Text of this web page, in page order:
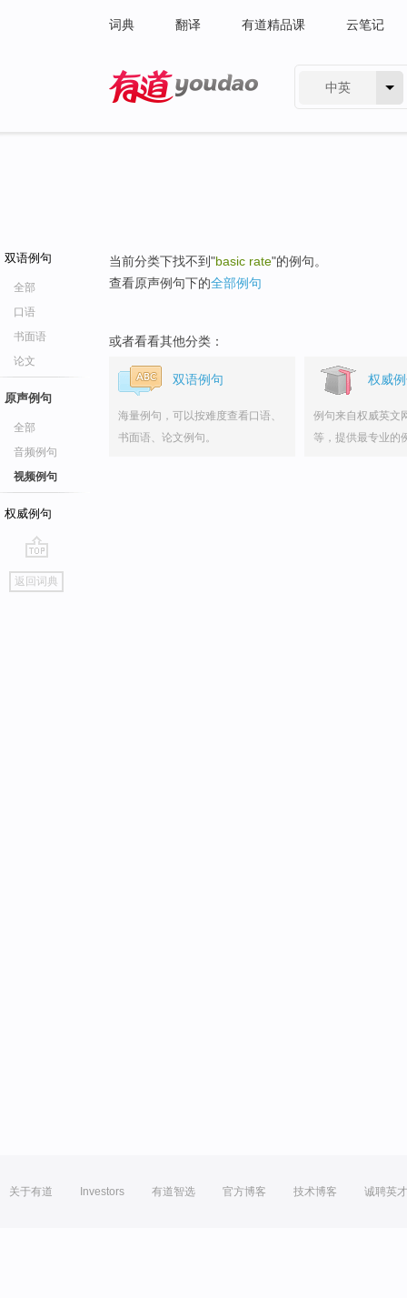
词典 翻译 有道精品课 云笔记
中英
双语例句
全部
口语
书面语
论文
原声例句
全部
音频例句
视频例句
权威例句
go
top
返回词典
当前分类下找不到"basic rate"的例句。
查看原声例句下的全部例句
或者看看其他分类：
双语例句
海量例句，可以按难度查看口语、
书面语、论文例句。
权威
例句来自权威英文
等，提供最专业的
关于有道 Investors 有道智选 官方博客 技术博客 诚聘英才